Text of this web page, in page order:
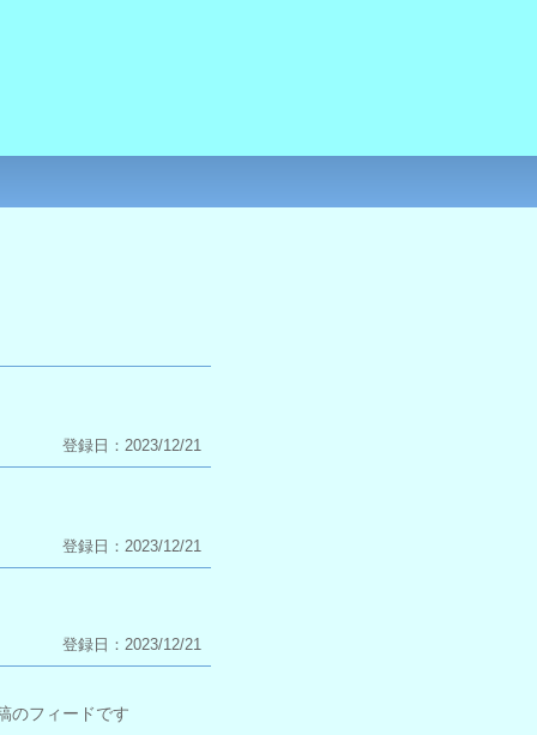
登録日：2023/12/21
登録日：2023/12/21
登録日：2023/12/21
のフィードです